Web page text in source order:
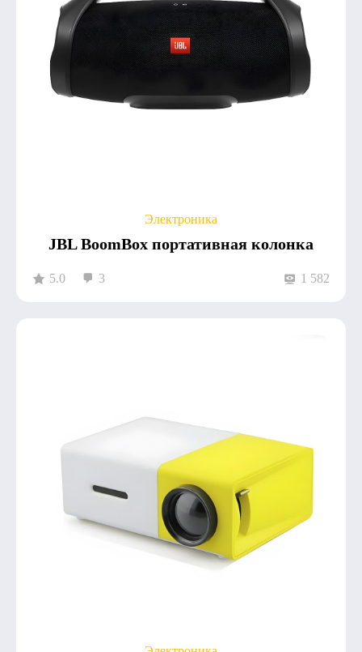
Электроника
JBL BoomBox портативная колонка
5.0 3 1 582